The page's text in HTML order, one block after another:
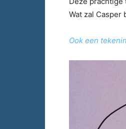
Wat zal Casper
Ook een